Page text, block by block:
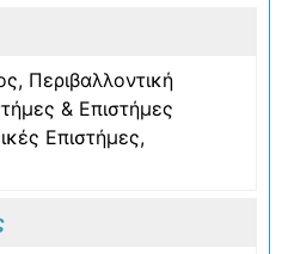
, Περιβαλλοντική
& Επιστήμες
Επιστήμες,